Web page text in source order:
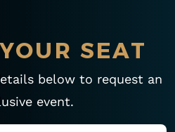
SEAT
below to request an
event.